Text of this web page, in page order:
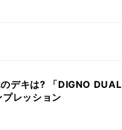
デキは? 「DIGNO
レッション